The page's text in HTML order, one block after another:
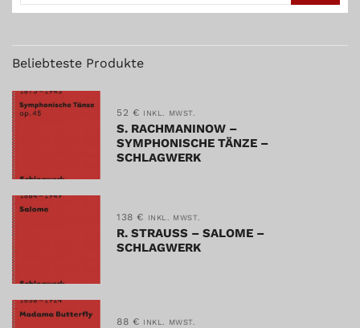
Beliebteste Produkte
52 € INKL. MWST.
S. RACHMANINOW –
SYMPHONISCHE TÄNZE –
SCHLAGWERK
138 € INKL. MWST.
R. STRAUSS – SALOME –
SCHLAGWERK
88 € INKL. MWST.